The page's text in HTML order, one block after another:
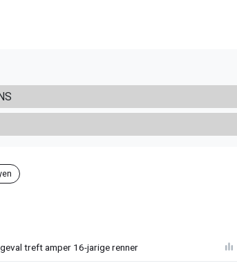
treft amper 16-jarige renner